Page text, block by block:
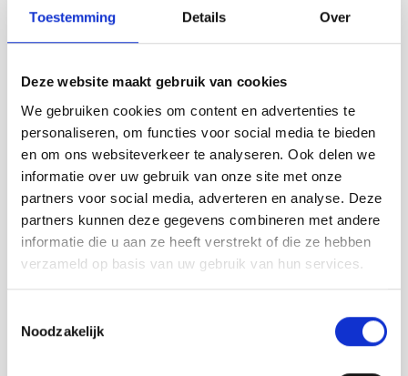
Toestemming Details Over
Deze website maakt gebruik van cookies
We gebruiken cookies om content en advertenties te
personaliseren, om functies voor social media te bieden
en om ons websiteverkeer te analyseren. Ook delen we
informatie over uw gebruik van onze site met onze
partners voor social media, adverteren en analyse. Deze
partners kunnen deze gegevens combineren met andere
informatie die u aan ze heeft verstrekt of die ze hebben
verzameld op basis van uw gebruik van hun services.
Noodzakelijk
Contact info
Kaai 27 SLUIS
Bezoek website
info@estaminetmarie.nl
Anderen bekeken ook: